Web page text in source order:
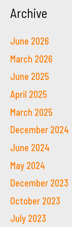
Archive
June 2026
March 2026
June 2025
April 2025
March 2025
December 2024
June 2024
May 2024
December 2023
October 2023
July 2023